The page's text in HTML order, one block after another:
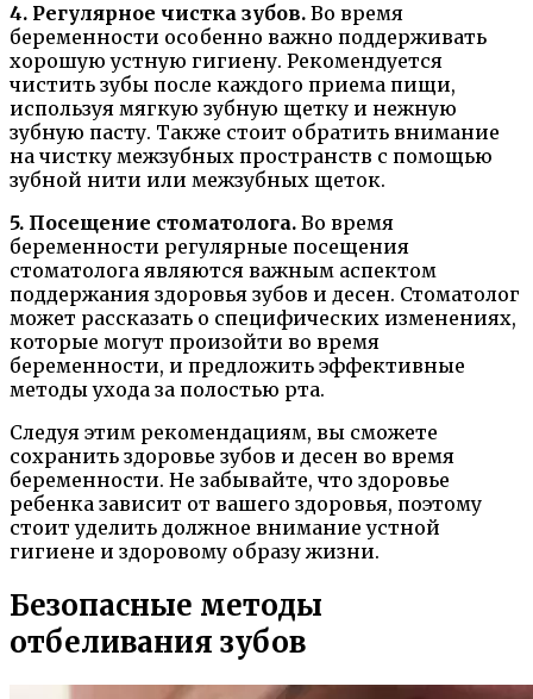
4. Регулярное чистка зубов. Во время
беременности особенно важно поддерживать
хорошую устную гигиену. Рекомендуется
чистить зубы после каждого приема пищи,
используя мягкую зубную щетку и нежную
зубную пасту. Также стоит обратить внимание
на чистку межзубных пространств с помощью
зубной нити или межзубных щеток.
5. Посещение стоматолога. Во время
беременности регулярные посещения
стоматолога являются важным аспектом
поддержания здоровья зубов и десен. Стоматолог
может рассказать о специфических изменениях,
которые могут произойти во время
беременности, и предложить эффективные
методы ухода за полостью рта.
Следуя этим рекомендациям, вы сможете
сохранить здоровье зубов и десен во время
беременности. Не забывайте, что здоровье
ребенка зависит от вашего здоровья, поэтому
стоит уделить должное внимание устной
гигиене и здоровому образу жизни.
Безопасные методы
отбеливания зубов